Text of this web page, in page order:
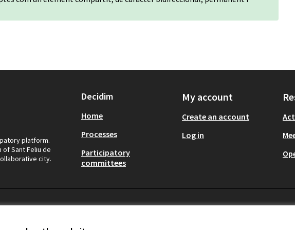
platform.
Sant Feliu de
city.
Decidim
Home
Processes
Participatory
committees
My account
Create an account
Log in